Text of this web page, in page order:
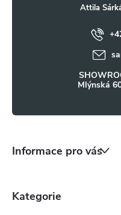
s
Attila
Mlýnská
Informace pro vás
Kategorie